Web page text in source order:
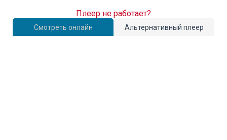
Смотреть онлайн Альтернативный плеер
Плеер не работает?